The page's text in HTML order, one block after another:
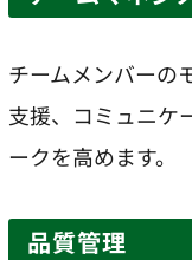
チームメンバーの
支援、コミュニケ
ークを高めます。
品質管理